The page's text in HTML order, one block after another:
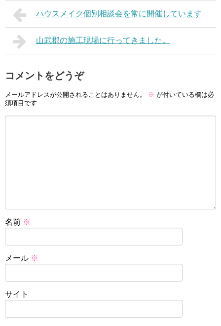
ハウスメイク個別相談会を常に開催しています
山武郡の施工現場に行ってきました。
コメントをどうぞ
メールアドレスが公開されることはありません。 ※ が付いている欄は必
須項目です
名前 ※
メール ※
サイト